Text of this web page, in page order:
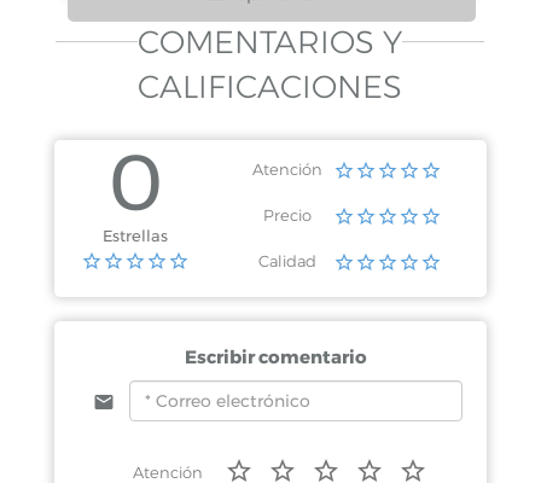
COMENTARIOS Y
CALIFICACIONES
0
Estrellas
Atención
Precio
Calidad
Escribir comentario
Atención